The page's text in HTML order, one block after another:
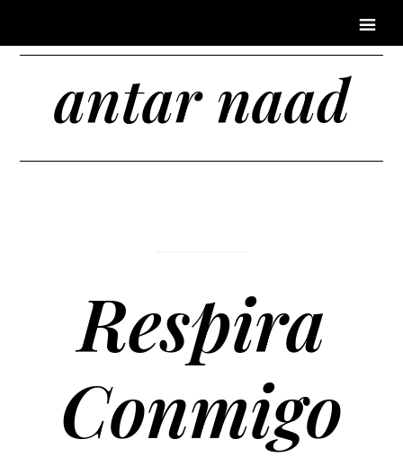
antar naad
Respira
Conmigo